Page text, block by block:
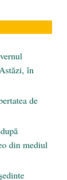
în
de
din mediul